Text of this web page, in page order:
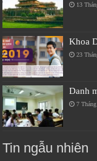
13
Khoa
23
Danh
7
Tin ngẫu nhiên